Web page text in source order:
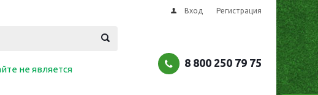
Вход Регистрация
не является
8 800 250 79 75